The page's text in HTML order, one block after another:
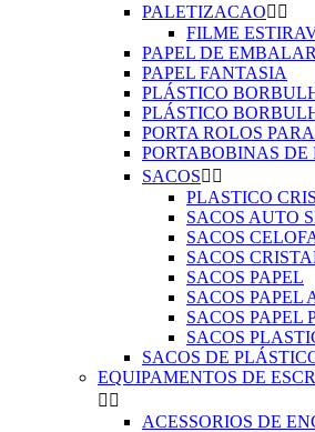
PALETIZACAO 
FILME
PAPEL DE
PAPEL FANTASIA
PLÁSTICO
PLÁSTICO
PORTA ROLOS
PORTABOBINAS DE
SACOS 
PLASTICO
SACOS AUTO
SACOS
SACOS
SACOS PAPEL
SACOS PAPEL
SACOS PAPEL
SACOS
SACOS DE
EQUIPAMENTOS DE
 
ACESSORIOS DE